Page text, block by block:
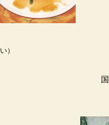
い）
国立新美